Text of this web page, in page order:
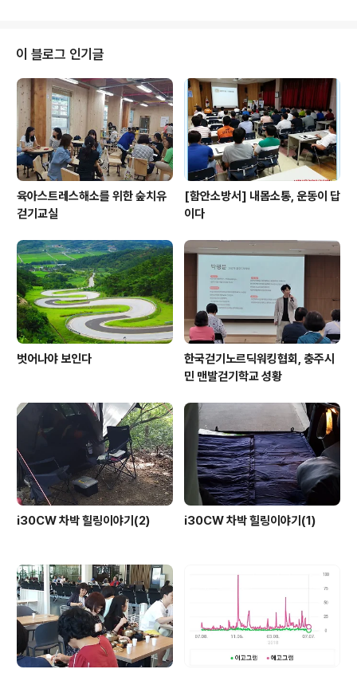
을 느낄수록 반작용으로 자기계발에 더욱 매진했다. 살아서 굴욕을 받느니 분투
끝에 쓰러짐을 택하겠다는 각오와 언젠가는 때가 올것이다는 믿음으로 하루하
루 자기계발에 정진했다. 그 흔적..
이 블로그 인기글
육아스트레스해소를 위한 숲치유
걷기교실
[함안소방서] 내몸소통, 운동이 답
이다
벗어나야 보인다
한국걷기노르딕워킹협회, 충주시
민 맨발걷기학교 성황
i30CW 차박 힐링이야기(2) i30CW 차박 힐링이야기(1)